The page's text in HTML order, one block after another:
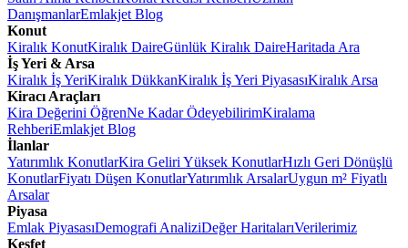
DanışmanlarEmlakjet Blog
Konut
Kiralık KonutKiralık DaireGünlük Kiralık DaireHaritada Ara
İş Yeri & Arsa
Kiralık İş YeriKiralık DükkanKiralık İş Yeri PiyasasıKiralık Arsa
Kiracı Araçları
Kira Değerini ÖğrenNe Kadar ÖdeyebilirimKiralama
RehberiEmlakjet Blog
İlanlar
Yatırımlık KonutlarKira Geliri Yüksek KonutlarHızlı Geri Dönüşlü
KonutlarFiyatı Düşen KonutlarYatırımlık ArsalarUygun m² Fiyatlı
Arsalar
Piyasa
Emlak PiyasasıDemografi AnaliziDeğer HaritalarıVerilerimiz
Keşfet